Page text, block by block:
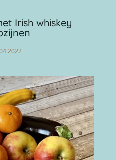
Irish whiskey
2022